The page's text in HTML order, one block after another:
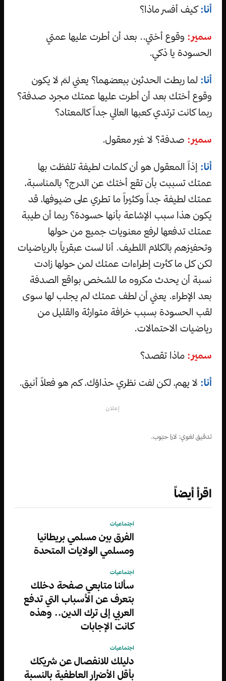
أنا:كيف أفسر ماذا؟
سمير: وقوع أختي.. بعد أن أطرت عليها عمتي
الحسودة يا ذكي.
أنا: لما ربطت الحدثين ببعضهما؟ يعني لمَ لا يكون
وقوع أختك بعد أن أطرت عليها عمتك مجرد صدفة؟
ربما كانت ترتدي كعبها العالي جداً كالمعتاد؟
سمير: صدفة؟ لا غير معقول.
أنا: إذاً المعقول هو أن كلمات لطيفة تلفظت بها
عمتك تسببت بأن تقع أختك عن الدرج؟ بالمناسبة،
عمتك لطيفة جداً وكثيراً ما تطري على ضيوفها، قد
يكون هذا سبب الإشاعة بأنها حسودة؟ ربما أن طيبة
عمتك تدفعها لرفع معنويات جميع من حولها
وتحفيزهم بالكلام اللطيف. أنا لست عبقرياً بالرياضيات
لكن كل ما كثرت إطراءات عمتك لمن حولها زادت
نسبة أن يحدث مكروه ما للشخص بواقع الصدفة
بعد الإطراء. يعني أن لطف عمتك لم يجلب لها سوى
لقب الحسودة بسبب خرافة متوارثة والقليل من
رياضيات الاحتمالات.
سمير: ماذا تقصد؟
أنا: لا يهم، لكن لفت نظري حذاؤك، كم هو فعلاً أنيق.
إعلان
تدقيق لغوي: لارا حبّوب.
اقرأ أيضاً
اجتماعيات
الفرق بين مسلمي بريطانيا
ومسلمي الولايات المتحدة
اجتماعيات
سألنا متابعي صفحة دخلك
بتعرف عن الأسباب التي تدفع
العربي إلى ترك الدين.. وهذه
كانت الإجابات
اجتماعيات
دليلك للانفصال عن شريكك
بأقل الأضرار العاطفية بالنسبة